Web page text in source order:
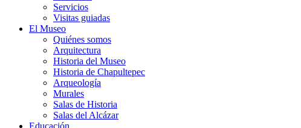
Servicios
Visitas guiadas
El Museo
Quiénes somos
Arquitectura
Historia del Museo
Historia de Chapultepec
Arqueología
Murales
Salas de Historia
Salas del Alcázar
Educación